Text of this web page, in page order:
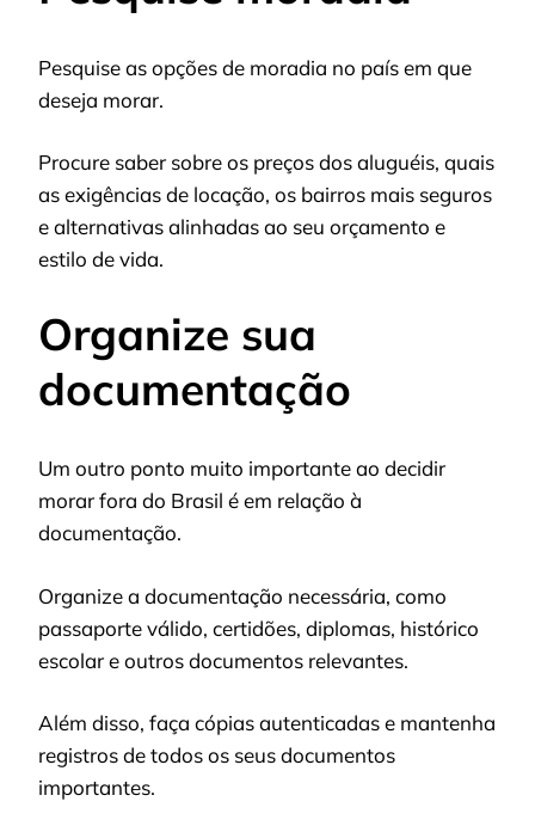
Pesquise as opções de moradia no país em que
deseja morar.
Procure saber sobre os preços dos aluguéis, quais
as exigências de locação, os bairros mais seguros
e alternativas alinhadas ao seu orçamento e
estilo de vida.
Organize sua
documentação
Um outro ponto muito importante ao decidir
morar fora do Brasil é em relação à
documentação.
Organize a documentação necessária, como
passaporte válido, certidões, diplomas, histórico
escolar e outros documentos relevantes.
Além disso, faça cópias autenticadas e mantenha
registros de todos os seus documentos
importantes.